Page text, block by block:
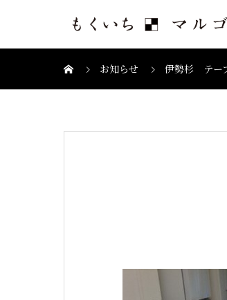
お知らせ 伊勢杉 テー